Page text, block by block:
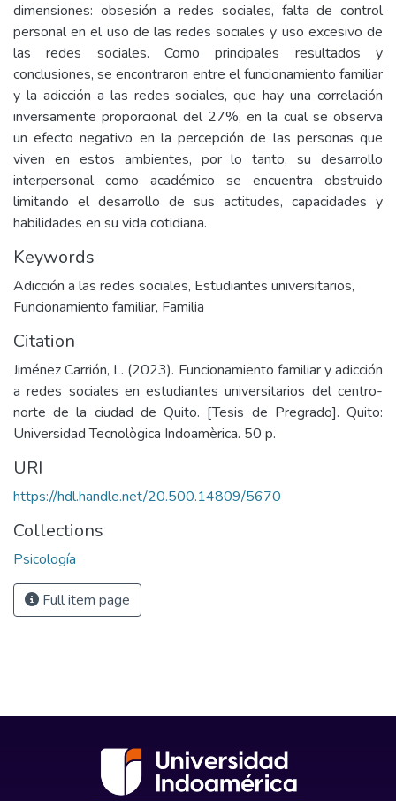
dimensiones: obsesión a redes sociales, falta de control
personal en el uso de las redes sociales y uso excesivo de
las redes sociales. Como principales resultados y
conclusiones, se encontraron entre el funcionamiento familiar
y la adicción a las redes sociales, que hay una correlación
inversamente proporcional del 27%, en la cual se observa
un efecto negativo en la percepción de las personas que
viven en estos ambientes, por lo tanto, su desarrollo
interpersonal como académico se encuentra obstruido
limitando el desarrollo de sus actitudes, capacidades y
habilidades en su vida cotidiana.
Keywords
Adicción a las redes sociales, Estudiantes universitarios,
Funcionamiento familiar, Familia
Citation
Jiménez Carrión, L. (2023). Funcionamiento familiar y adicción
a redes sociales en estudiantes universitarios del centro-
norte de la ciudad de Quito. [Tesis de Pregrado]. Quito:
Universidad Tecnològica Indoamèrica. 50 p.
URI
https://hdl.handle.net/20.500.14809/5670
Collections
Psicología
Full item page